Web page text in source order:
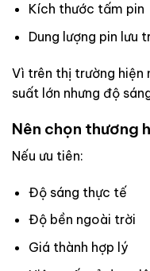
Kích thước tấm pin
Dung lượng pin lưu
Vì trên thị trường hiện
suất lớn nhưng độ
Nên chọn thương
Nếu ưu tiên:
Độ sáng thực tế
Độ bền ngoài trời
Giá thành hợp lý